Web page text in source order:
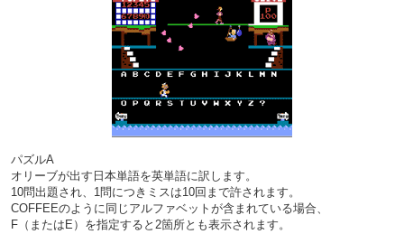
パズルA
オリーブが出す日本単語を英単語に訳します。
10問出題され、1問につきミスは10回まで許されます。
COFFEEのように同じアルファベットが含まれている場合、
F（またはE）を指定すると2箇所とも表示されます。